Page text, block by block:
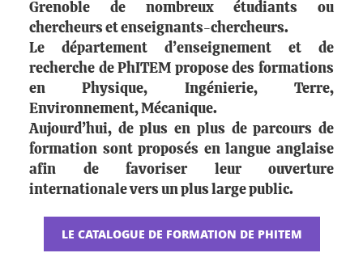
Grenoble de nombreux étudiants ou
chercheurs et enseignants-chercheurs.
Le département d’enseignement et de
recherche de PhITEM propose des formations
en Physique, Ingénierie, Terre,
Environnement, Mécanique.
Aujourd’hui, de plus en plus de parcours de
formation sont proposés en langue anglaise
afin de favoriser leur ouverture
internationale vers un plus large public.
LE CATALOGUE DE FORMATION DE PHITEM